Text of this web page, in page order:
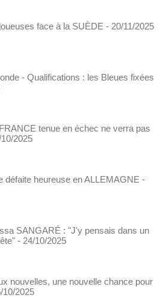
face à la SUÈDE - 20/11/2025
- Qualifications : les Bleues fixées
tenue en échec ne verra pas
2025
défaite heureuse en ALLEMAGNE -
SANGARÉ : "J'y pensais dans un
- 24/10/2025
nouvelles, une nouvelle chance pour
10/2025